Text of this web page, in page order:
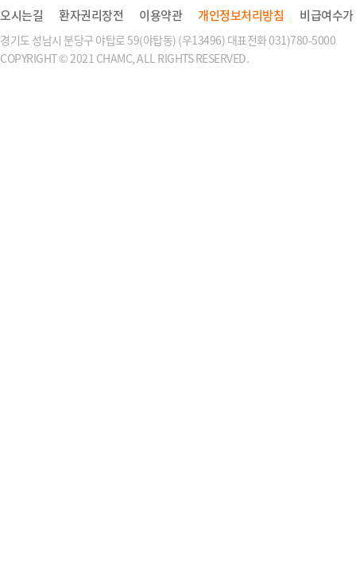
오시는길 환자권리장전 이용약관 개인정보처리방침 비급여수가
경기도 성남시 분당구 야탑로 59(야탑동) (우13496) 대표전화 031)780-5000
COPYRIGHT © 2021 CHAMC, ALL RIGHTS RESERVED.